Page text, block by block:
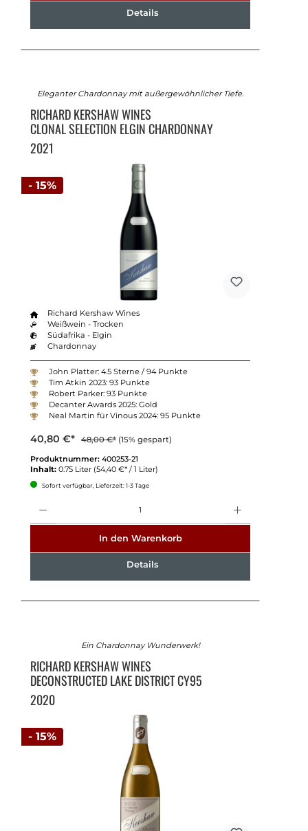
Details
- 15%
Eleganter Chardonnay mit außergewöhnlicher Tiefe.
RICHARD KERSHAW WINES
CLONAL SELECTION ELGIN CHARDONNAY
2021
Richard Kershaw Wines
Weißwein - Trocken
Südafrika - Elgin
Chardonnay
John Platter: 4.5 Sterne / 94 Punkte
Tim Atkin 2023: 93 Punkte
Robert Parker: 93 Punkte
Decanter Awards 2025: Gold
Neal Martin für Vinous 2024: 95 Punkte
40,80 €* 48,00 €* (15% gespart)
Produktnummer: 400253-21
Inhalt: 0.75 Liter (54,40 €* / 1 Liter)
Sofort verfügbar, Lieferzeit: 1-3 Tage
In den Warenkorb
Details
- 15%
Ein Chardonnay Wunderwerk!
RICHARD KERSHAW WINES
DECONSTRUCTED LAKE DISTRICT CY95
2020